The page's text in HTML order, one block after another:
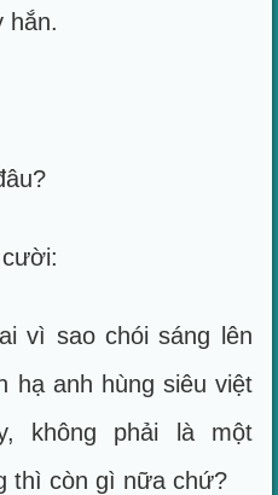
hắn.
vì sao chói sáng lên
hạ anh hùng siêu việt
không phải là một
thì còn gì nữa chứ?